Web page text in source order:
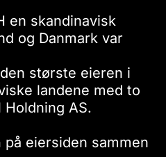
en skandinavisk
og Danmark var
største eieren i
landene med to
AS.
eiersiden sammen